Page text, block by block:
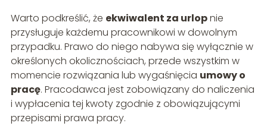
Warto podkreślić, że ekwiwalent za urlopnie
przysługuje każdemu pracownikowi w dowolnym
przypadku. Prawo do niego nabywa się wyłącznie w
określonych okolicznościach, przede wszystkim w
momencie rozwiązania lub wygaśnięcia umowy o
pracę. Pracodawca jest zobowiązany do naliczenia
i wypłacenia tej kwoty zgodnie z obowiązującymi
przepisami prawa pracy.